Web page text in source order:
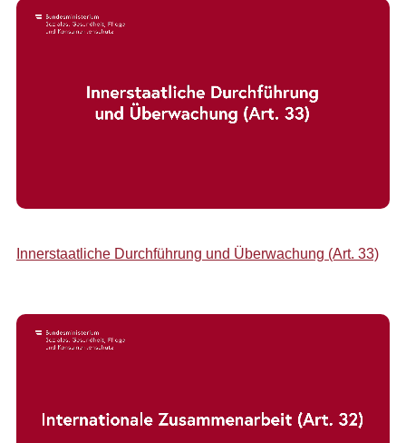
Innerstaatliche Durchführung und Überwachung (Art. 33)